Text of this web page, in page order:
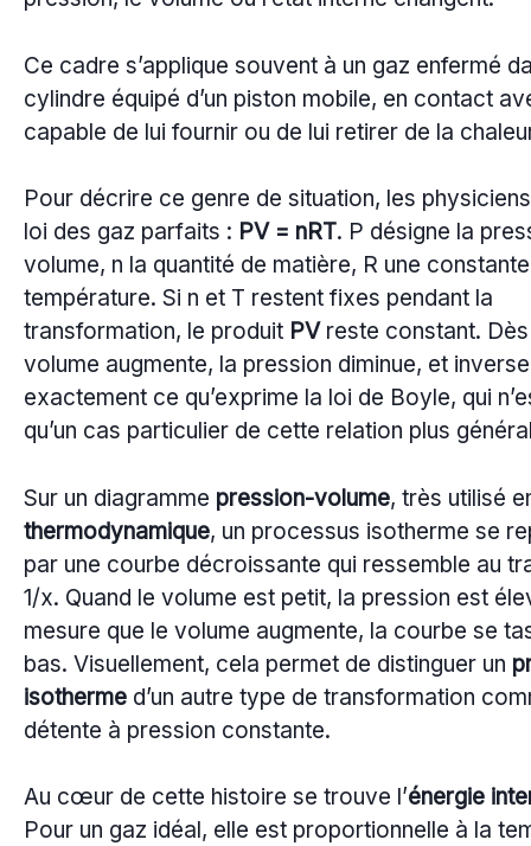
Ce cadre s’applique souvent à un gaz enfermé
cylindre équipé d’un piston mobile, en contact
capable de lui fournir ou de lui retirer de la
Pour décrire ce genre de situation, les
loi des gaz parfaits : PV = nRT. P désigne la
volume, n la quantité de matière, R une
température. Si n et T restent fixes pendant la
transformation, le produit PVreste constant. Dès
volume augmente, la pression diminue, et
exactement ce qu’exprime la loi de Boyle, qui
qu’un cas particulier de cette relation plus
Sur un diagramme pression-volume, très utilisé
thermodynamique, un processus isotherme se
par une courbe décroissante qui ressemble au
1/x. Quand le volume est petit, la pression est
mesure que le volume augmente, la courbe se
bas. Visuellement, cela permet de distinguer un
isotherme d’un autre type de transformation
détente à pression constante.
Au cœur de cette histoire se trouve l’énergie
Pour un gaz idéal, elle est proportionnelle à la